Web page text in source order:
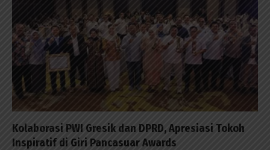
Kolaborasi PWI Gresik dan DPRD, Apresiasi Tokoh
Inspiratif di Giri Pancasuar Awards